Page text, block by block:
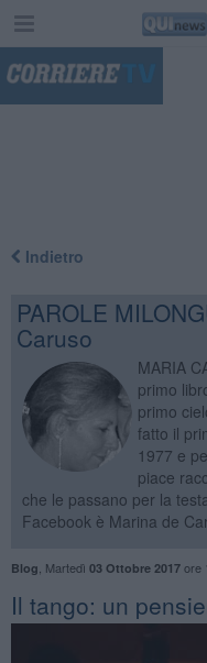
Indietro
PAROLE
Caruso
MARIA
primo
primo
fatto il
1977 e
piace
che le passano per la
Facebook è Marina de
Blog Martedì 03 Ottobre 2017ore
Il tango: un